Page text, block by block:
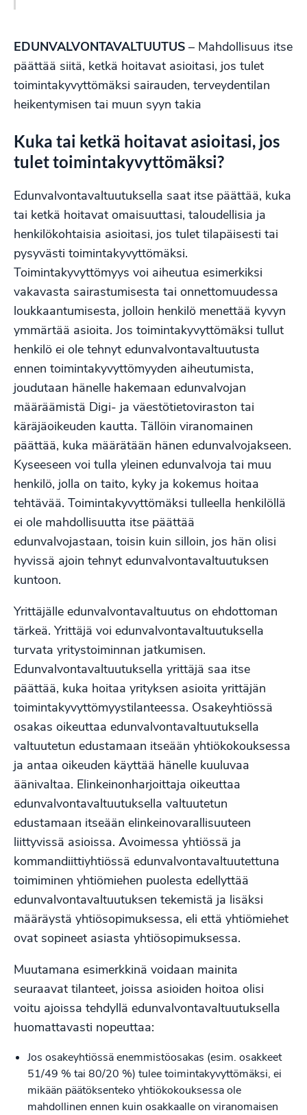
EDUNVALVONTAVALTUUTUS – Mahdollisuus itse
päättää siitä, ketkä hoitavat asioitasi, jos tulet
toimintakyvyttömäksi sairauden, terveydentilan
heikentymisen tai muun syyn takia
Kuka tai ketkä hoitavat asioitasi, jos
tulet toimintakyvyttömäksi?
Edunvalvontavaltuutuksella saat itse päättää, kuka
tai ketkä hoitavat omaisuuttasi, taloudellisia ja
henkilökohtaisia asioitasi, jos tulet tilapäisesti tai
pysyvästi toimintakyvyttömäksi.
Toimintakyvyttömyys voi aiheutua esimerkiksi
vakavasta sairastumisesta tai onnettomuudessa
loukkaantumisesta, jolloin henkilö menettää kyvyn
ymmärtää asioita. Jos toimintakyvyttömäksi tullut
henkilö ei ole tehnyt edunvalvontavaltuutusta
ennen toimintakyvyttömyyden aiheutumista,
joudutaan hänelle hakemaan edunvalvojan
määräämistä Digi- ja väestötietoviraston tai
käräjäoikeuden kautta. Tällöin viranomainen
päättää, kuka määrätään hänen edunvalvojakseen.
Kyseeseen voi tulla yleinen edunvalvoja tai muu
henkilö, jolla on taito, kyky ja kokemus hoitaa
tehtävää. Toimintakyvyttömäksi tulleella henkilöllä
ei ole mahdollisuutta itse päättää
edunvalvojastaan, toisin kuin silloin, jos hän olisi
hyvissä ajoin tehnyt edunvalvontavaltuutuksen
kuntoon.
Yrittäjälle edunvalvontavaltuutus on ehdottoman
tärkeä. Yrittäjä voi edunvalvontavaltuutuksella
turvata yritystoiminnan jatkumisen.
Edunvalvontavaltuutuksella yrittäjä saa itse
päättää, kuka hoitaa yrityksen asioita yrittäjän
toimintakyvyttömyystilanteessa. Osakeyhtiössä
osakas oikeuttaa edunvalvontavaltuutuksella
valtuutetun edustamaan itseään yhtiökokouksessa
ja antaa oikeuden käyttää hänelle kuuluvaa
äänivaltaa. Elinkeinonharjoittaja oikeuttaa
edunvalvontavaltuutuksella valtuutetun
edustamaan itseään elinkeinovarallisuuteen
liittyvissä asioissa. Avoimessa yhtiössä ja
kommandiittiyhtiössä edunvalvontavaltuutettuna
toimiminen yhtiömiehen puolesta edellyttää
edunvalvontavaltuutuksen tekemistä ja lisäksi
määräystä yhtiösopimuksessa, eli että yhtiömiehet
ovat sopineet asiasta yhtiösopimuksessa.
Muutamana esimerkkinä voidaan mainita
seuraavat tilanteet, joissa asioiden hoitoa olisi
voitu ajoissa tehdyllä edunvalvontavaltuutuksella
huomattavasti nopeuttaa:
Jos osakeyhtiössä enemmistöosakas (esim. osakkeet
51/49 % tai 80/20 %) tulee toimintakyvyttömäksi, ei
mikään päätöksenteko yhtiökokouksessa ole
mahdollinen ennen kuin osakkaalle on viranomaisen